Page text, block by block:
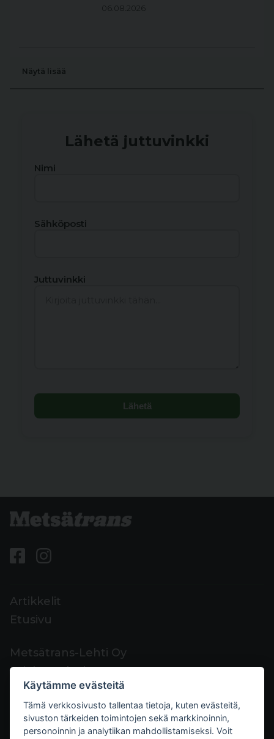
06.08.2026
Näytä lisää
Lähetä juttuvinkki
Nimi
Sähköposti
Juttuvinkki
Lähetä
Artikkelit
Etusivu
Metsätrans-Lehti Oy
Asiakaspalvelu
Yhteystiedot
Palaute
Mediakortti
Käytämme evästeitä
Tämä verkkosivusto tallentaa tietoja, kuten evästeitä,
sivuston tärkeiden toimintojen sekä markkinoinnin,
personoinnin ja analytiikan mahdollistamiseksi. Voit